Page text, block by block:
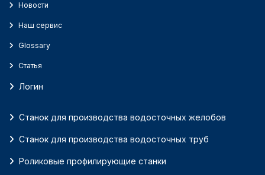
Новости
Наш сервис
Glossary
Статья
Логин
Станок для производства водосточных желобов
Станок для производства водосточных труб
Роликовые профилирующие станки